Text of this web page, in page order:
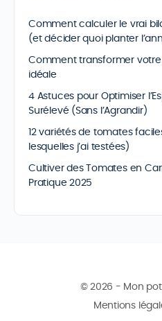
Comment calculer le vrai
(et décider quoi planter
Comment transformer
idéale
4 Astuces pour Optimiser
Surélevé (Sans l’Agrandir)
12 variétés de tomates
lesquelles j’ai testées)
Cultiver des Tomates en
Pratique 2025
© 2026 - Mon
Mentions